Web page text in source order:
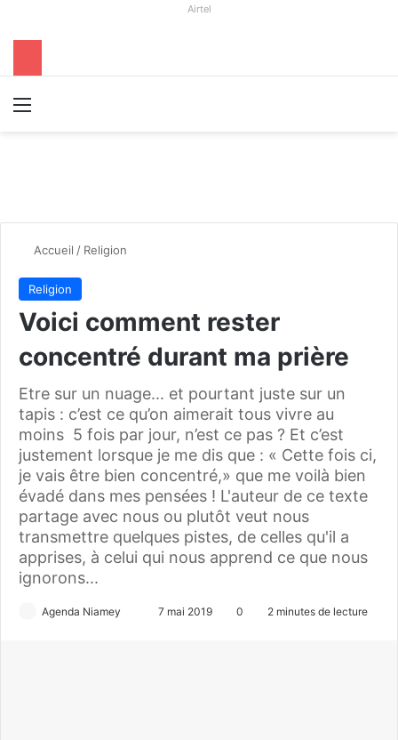
Airtel
Accueil / Religion
Religion
Voici comment rester
concentré durant ma prière
Etre sur un nuage... et pourtant juste sur un
tapis : c’est ce qu’on aimerait tous vivre au
moins 5 fois par jour, n’est ce pas ? Et c’est
justement lorsque je me dis que : « Cette fois ci,
je vais être bien concentré,» que me voilà bien
évadé dans mes pensées ! L'auteur de ce texte
partage avec nous ou plutôt veut nous
transmettre quelques pistes, de celles qu'il a
apprises, à celui qui nous apprend ce que nous
ignorons...
Agenda Niamey 7 mai 2019 0 2 minutes de lecture